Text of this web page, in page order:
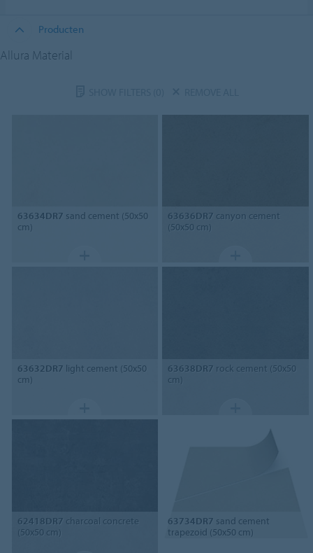
Producten
Allura Material
63634DR7 sand cement (50x50
cm)
63636DR7 canyon cement
(50x50 cm)
63632DR7 light cement (50x50
cm)
63638DR7 rock cement (50x50
cm)
62418DR7 charcoal concrete
(50x50 cm)
63734DR7 sand cement
trapezoid (50x50 cm)